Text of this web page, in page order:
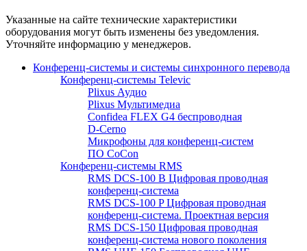
Указанные на сайте технические характеристики
оборудования могут быть изменены без уведомления.
Уточняйте информацию у менеджеров.
Конференц-системы и системы синхронного перевода
Конференц-системы Televic
Plixus Аудио
Plixus Мультимедиа
Confidea FLEX G4 беспроводная
D-Cerno
Микрофоны для конференц-систем
ПО CoCon
Конференц-системы RMS
RMS DCS-100 B Цифровая проводная
конференц-система
RMS DCS-100 P Цифровая проводная
конференц-система. Проектная версия
RMS DCS-150 Цифровая проводная
конференц-система нового поколения